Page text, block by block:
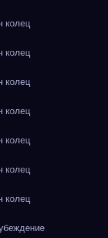
колец
колец
колец
колец
колец
колец
колец